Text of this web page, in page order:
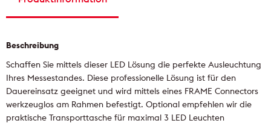
Beschreibung
Schaffen Sie mittels dieser LED Lösung die perfekte Ausleuchtung
Ihres Messestandes. Diese professionelle Lösung ist für den
Dauereinsatz geeignet und wird mittels eines FRAME Connectors
werkzeuglos am Rahmen befestigt. Optional empfehlen wir die
praktische Transporttasche für maximal 3 LED Leuchten